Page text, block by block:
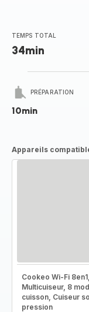
TEMPS TOTAL
34min
PRÉPARATION
10min
Appareils
Cookeo Wi-Fi 8en1,
Multicuiseur, 8
cuisson, Cuiseur
pression